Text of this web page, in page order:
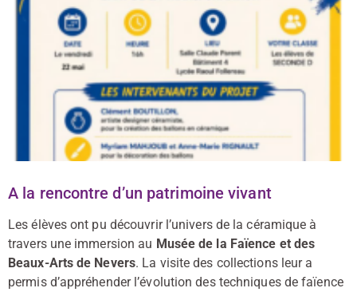
A la rencontre d’un patrimoine vivant
Les élèves ont pu découvrir l’univers de la céramique à
travers une immersion au Musée de la Faïence et des
Beaux-Arts de Nevers. La visite des collections leur a
permis d’appréhender l’évolution des techniques de faïence